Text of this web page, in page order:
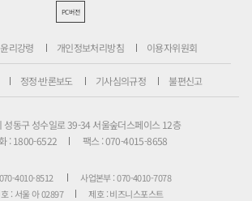
PC버전
윤리강령 개인정보처리방침 이용자위원회
정정·반론보도 기사심의규정 불편신고
성동구 성수일로 39-34 서울숲더스페이스 12층
: 1800-6522
팩스 : 070-4015-8658
4010-8512
사업본부 : 070-4010-7078
: 서울 아 02897
제호 : 비즈니스포스트